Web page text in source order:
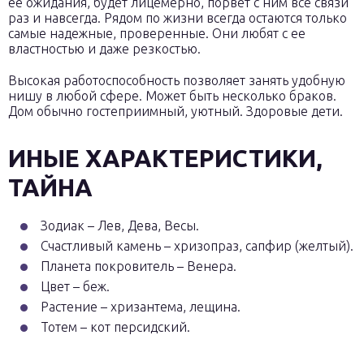
раз и навсегда. Рядом по жизни всегда остаются только
самые надежные, проверенные. Они любят с ее
властностью и даже резкостью.
Высокая работоспособность позволяет занять удобную
нишу в любой сфере. Может быть несколько браков.
Дом обычно гостеприимный, уютный. Здоровые дети.
ИНЫЕ ХАРАКТЕРИСТИКИ,
ТАЙНА
Зодиак – Лев, Дева, Весы.
Счастливый камень – хризопраз, сапфир (желтый).
Планета покровитель – Венера.
Цвет – беж.
Растение – хризантема, лещина.
Тотем – кот персидский.